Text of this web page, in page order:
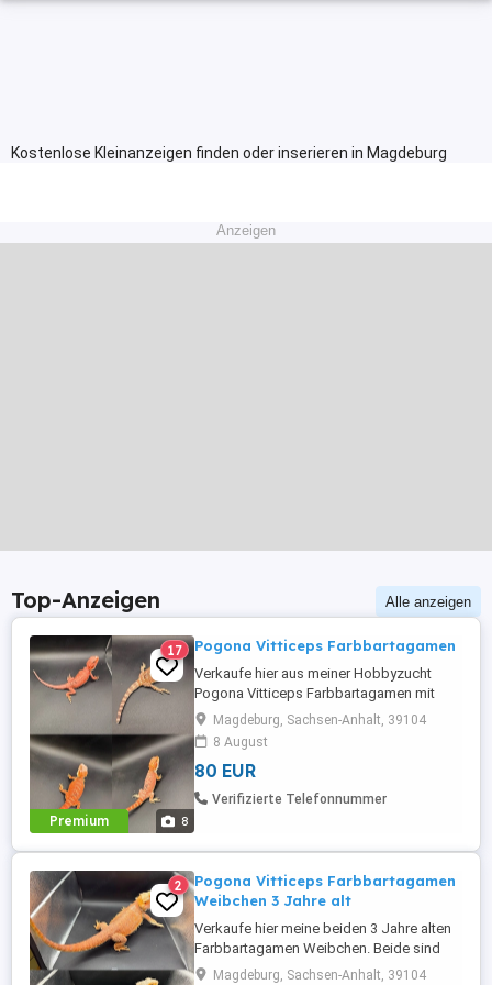
Kostenlose Kleinanzeigen finden oder inserieren in Magdeburg
Anzeigen
Top-Anzeigen Alle anzeigen
Premium 8
17 Pogona Vitticeps Farbbartagamen
Verkaufe hier aus meiner Hobbyzucht
Pogona Vitticeps Farbbartagamen mit
Schlupf vom 05.05.2026 Sie sind jetzt alle
12 Wochen alt und nun Abgabebereit :)
Sie sind alle Futterfest (verschiedener
Salat, Heimchen, Mehlwürmer & Pinky
Maden) & sie bekommen ebenfalls ihre
Magdeburg, Sachsen-Anhalt, 39104
8 August
80 EUR
Verifizierte Telefonnummer
2
Pogona Vitticeps Farbbartagamen
Weibchen 3 Jahre alt
Verkaufe hier meine beiden 3 Jahre alten
Farbbartagamen Weibchen. Beide sind
super lieb und zutraulich :) Fressen beide
Magdeburg, Sachsen-Anhalt, 39104